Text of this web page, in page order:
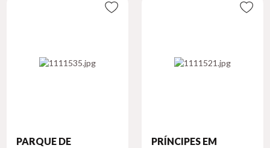
PARQUE DE
PRÍNCIPES EM